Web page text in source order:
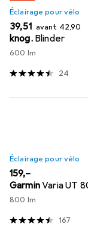
Éclairage pour vélo
EUR
39,51 avant EUR
42,90
knog. Blinder
600 lm
24
Éclairage pour vélo
EUR
159,–
GarminVaria UT
800 lm
167